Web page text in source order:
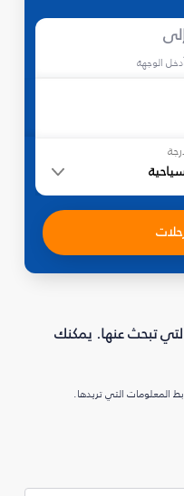
أدخل الوجهة
تبحث عنها. يمكنك
المعلومات التي تريدها.